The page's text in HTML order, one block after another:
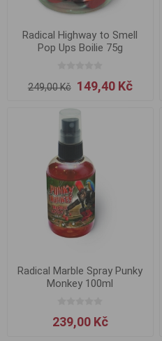
Radical Highway to Smell
Pop Ups Boilie 75g
249,00 Kč 149,40 Kč
Radical Marble Spray Punky
Monkey 100ml
239,00 Kč